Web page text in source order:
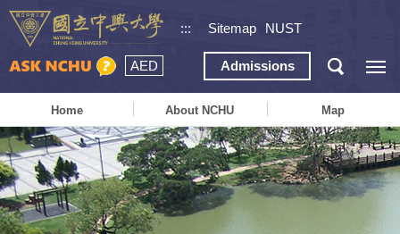
::: Sitemap NUST
AED Admissions
Home About NCHU Map